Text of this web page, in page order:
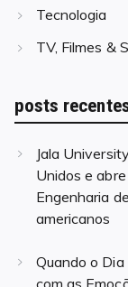
Tecnologia
TV, Filmes &
posts
Jala
Unidos e
Engenharia
americanos
Quando o
com as